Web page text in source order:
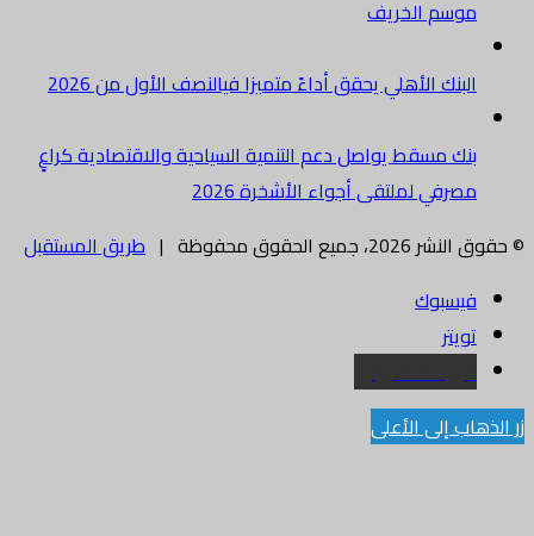
موسم الخريف
البنك الأهلي يحقق أداءً متميزا فيالنصف الأول من 2026
بنك مسقط يواصل دعم التنمية السياحية والاقتصادية كراعٍ
مصرفي لملتقى أجواء الأشخرة 2026
© حقوق النشر 2026، جميع الحقوق محفوظة |
طريق المستقبل
فيسبوك
تويتر
البريد الالكتروني
زر الذهاب إلى الأعلى